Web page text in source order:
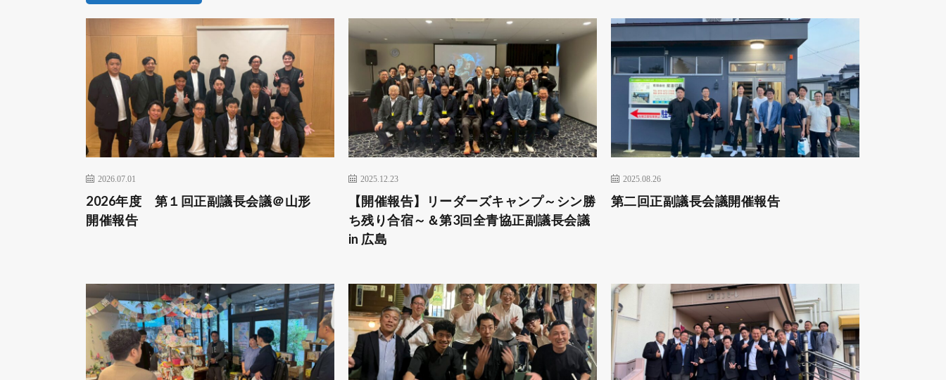
2026.07.01
2026年度 第１回正副議長会議＠山形
開催報告
2025.12.23
【開催報告】リーダーズキャンプ～シン勝
ち残り合宿～＆第3回全青協正副議長会議
in 広島
2025.08.26
第二回正副議長会議開催報告